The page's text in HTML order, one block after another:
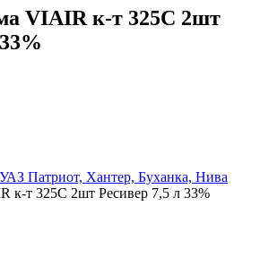
VIAIR к-т 325С 2шт
Патриот, Хантер, Буханка, Нива
к-т 325С 2шт Ресивер 7,5 л 33%